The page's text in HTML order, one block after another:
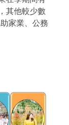
其他較少數
家業、公務